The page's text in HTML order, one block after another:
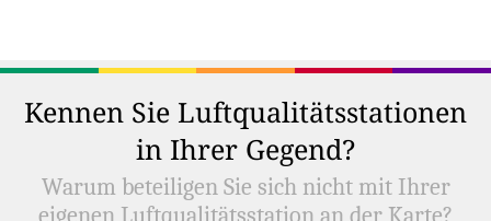
Kennen Sie Luftqualitätsstationen
in Ihrer Gegend?
Warum beteiligen Sie sich nicht mit Ihrer
eigenen Luftqualitätsstation an der Karte?